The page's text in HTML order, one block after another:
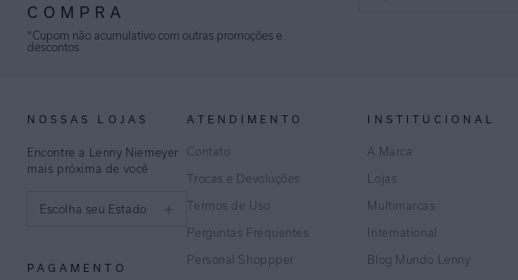
COMPRA
*Cupom não acumulativo com outras promoções e
descontos
NOSSAS LOJAS
Encontre a Lenny Niemeyer
mais próxima de você
Escolha seu Estado
PAGAMENTO
ATENDIMENTO
Contato
Trocas e Devoluções
Termos de Uso
Perguntas Frequentes
Personal Shoppper
INSTITUCIONAL
A Marca
Lojas
Multimarcas
International
Blog Mundo Lenny